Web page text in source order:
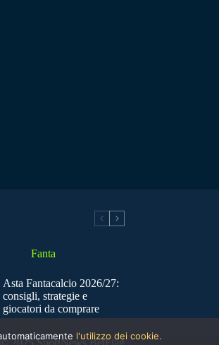
Fanta
Asta Fantacalcio 2026/27:
consigli, strategie e
giocatori da comprare
l'utilizzo dei cookie.